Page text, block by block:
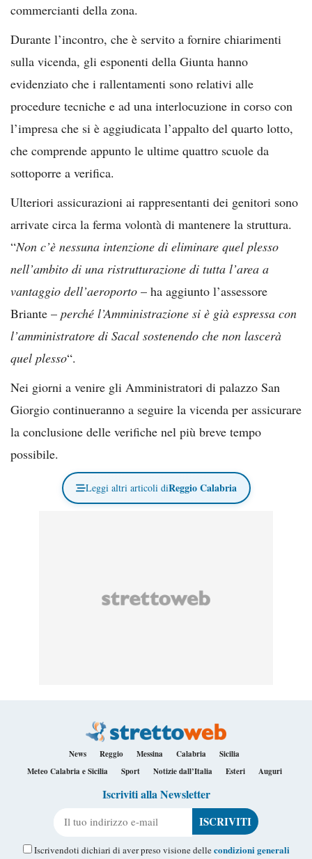
commercianti della zona.
Durante l’incontro, che è servito a fornire chiarimenti
sulla vicenda, gli esponenti della Giunta hanno
evidenziato che i rallentamenti sono relativi alle
procedure tecniche e ad una interlocuzione in corso con
l’impresa che si è aggiudicata l’appalto del quarto lotto,
che comprende appunto le ultime quattro scuole da
sottoporre a verifica.
Ulteriori assicurazioni ai rappresentanti dei genitori sono
arrivate circa la ferma volontà di mantenere la struttura.
“Non c’è nessuna intenzione di eliminare quel plesso
nell’ambito di una ristrutturazione di tutta l’area a
vantaggio dell’aeroporto – ha aggiunto l’assessore
Briante – perché l’Amministrazione si è già espressa con
l’amministratore di Sacal sostenendo che non lascerà
quel plesso“.
Nei giorni a venire gli Amministratori di palazzo San
Giorgio continueranno a seguire la vicenda per assicurare
la conclusione delle verifiche nel più breve tempo
possibile.
Leggi altri articoli diReggio Calabria
News Reggio Messina Calabria
Sicilia
Meteo Calabria e Sicilia
Sport Notizie dall’Italia Esteri Auguri
Iscriviti alla Newsletter
Iscrivendoti dichiari di aver preso visione dellecondizioni generali